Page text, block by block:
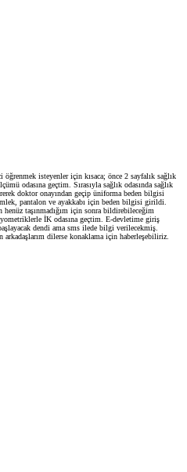
isteyenler için kısaca; önce 2 sayfalık sağlık
odasına geçtim. Sırasıyla sağlık odasında sağlık
doktor onayından geçip üniforma beden bilgisi
pantalon ve ayakkabı için beden bilgisi girildi.
taşınmadığım için sonra bildirebileceğim
İK odasına geçtim. E-devletime giriş
dendi ama sms ilede bilgi verilecekmiş.
arkadaşlarım dilerse konaklama için haberleşebiliriz.